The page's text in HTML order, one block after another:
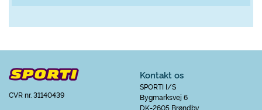
CVR nr. 31140439
Kontakt os
SPORTI I/S
Bygmarksvej 6
DK-2605 Brøndby